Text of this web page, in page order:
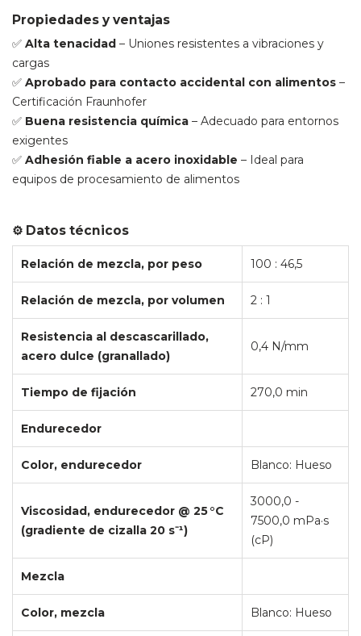
Propiedades y ventajas
✅ Alta tenacidad – Uniones resistentes a vibraciones y
cargas
✅ Aprobado para contacto accidental con alimentos –
Certificación Fraunhofer
✅ Buena resistencia química – Adecuado para entornos
exigentes
✅ Adhesión fiable a acero inoxidable – Ideal para
equipos de procesamiento de alimentos
⚙️ Datos técnicos
Relación de mezcla, por peso 100 : 46,5
Relación de mezcla, por volumen 2 : 1
Resistencia al descascarillado,
acero dulce (granallado)
0,4 N/mm
Tiempo de fijación 270,0 min
Endurecedor
Color, endurecedor Blanco: Hueso
Viscosidad, endurecedor @ 25 °C
(gradiente de cizalla 20 s⁻¹)
3000,0 -
7500,0 mPa·s
(cP)
Mezcla
Color, mezcla Blanco: Hueso